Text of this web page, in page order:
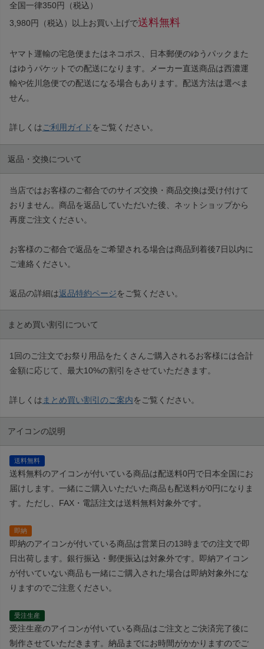
全国一律350円（税込）
3,980円（税込）以上お買い上げで送料無料
ヤマト運輸の宅急便またはネコポス、日本郵便のゆうパックまた
はゆうパケットでの配送になります。メーカー直送商品は西濃運
輸や佐川急便での配送になる場合もあります。配送方法は選べま
せん。
詳しくはご利用ガイド をご覧ください。
返品・交換について
当店ではお客様のご都合でのサイズ交換・商品交換は受け付けて
おりません。商品を返品していただいた後、ネットショップから
再度ご注文ください。
お客様のご都合で返品をご希望される場合は商品到着後7日以内に
ご連絡ください。
返品の詳細は返品特約ページをご覧ください。
まとめ買い割引について
1回のご注文でお祭り用品をたくさんご購入されるお客様には合計
金額に応じて、最大10%の割引をさせていただきます。
詳しくは まとめ買い割引のご案内をご覧ください。
アイコンの説明
送料無料
送料無料のアイコンが付いている商品は配送料0円で日本全国にお
届けします。一緒にご購入いただいた商品も配送料が0円になりま
す。ただし、FAX・電話注文は送料無料対象外です。
即納
即納のアイコンが付いている商品は営業日の13時までの注文で即
日出荷します。銀行振込・郵便振込は対象外です。即納アイコン
が付いていない商品も一緒にご購入された場合は即納対象外にな
りますのでご注意ください。
受注生産
受注生産のアイコンが付いている商品はご注文とご決済完了後に
制作させていただきます。納品までにお時間がかかりますのでご